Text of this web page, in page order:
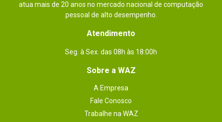
atua mais de 20 anos no mercado nacional de computação
pessoal de alto desempenho.
Atendimento
Seg. à Sex. das 08h às 18:00h
Sobre a WAZ
A Empresa
Fale Conosco
Trabalhe na WAZ